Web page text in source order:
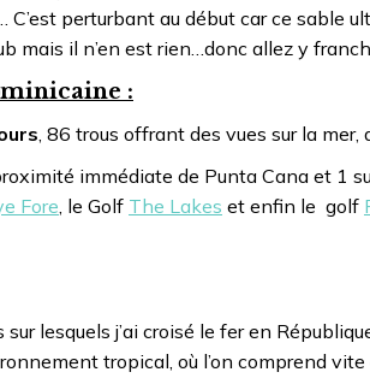
perturbant au début car ce sable
mais il n’en est rien…donc allez y
:
, 86 trous offrant des vues sur la
immédiate de Punta Cana et 1
Fore, le Golf The Lakes et enfin le golf
lesquels j’ai croisé le fer en
tropical, où l’on comprend vite